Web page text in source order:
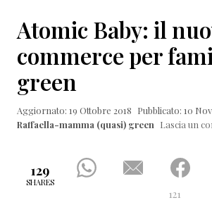
ricette
per
famiglie
(quasi)
green
Atomic Baby: il
commerce per
green
Aggiornato: 19 Ottobre 2018 Pubblicato: 10
Raffaella-mamma (quasi) green Lascia un
129
SHARES
121